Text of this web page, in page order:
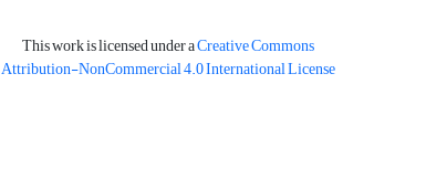
This work is licensed under aCreative Commons
Attribution-NonCommercial 4.0 International License